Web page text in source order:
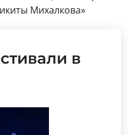
Михалкова»
в